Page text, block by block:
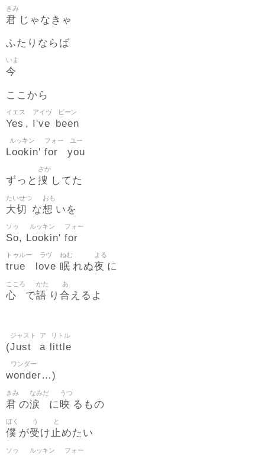
君
きみ
じゃなきゃ
ふたりならば
今
いま
ここから
Yes
イエス
, I've
アイヴ
been
ビーン
Lookin
ルッキン
' for
フォー
you
ユー
ずっと 捜
さが
してた
大切
たいせつ
な想
おも
いを
So
ソゥ
, Lookin
ルッキン
' for
フォー
true
トゥルー
love
ラヴ
眠
ねむ
れぬ夜
よる
に
心
こころ
で語
かた
り 合
あ
えるよ
(Just
ジャスト
a
ア
little
リトル
wonder
ワンダー
…)
君
きみ
の涙
なみだ
に映
うつ
るもの
僕
ぼく
が受
う
け止
と
めたい
ソゥ ルッキン フォー